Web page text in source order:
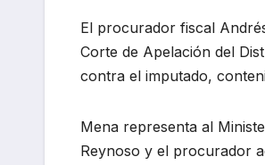
El procurador fiscal
Corte de Apelación del
contra el imputado,
Mena representa al
Reynoso y el procurador